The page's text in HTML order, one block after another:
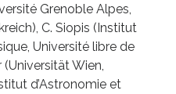
Grenoble Alpes,
C. Siopis (Institut
Université libre de
Wien,
d’Astronomie et